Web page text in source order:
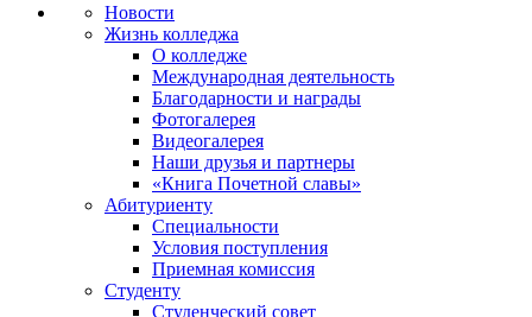
Новости
Жизнь колледжа
О колледже
Международная деятельность
Благодарности и награды
Фотогалерея
Видеогалерея
Наши друзья и партнеры
«Книга Почетной славы»
Абитуриенту
Специальности
Условия поступления
Приемная комиссия
Студенту
Студенческий совет